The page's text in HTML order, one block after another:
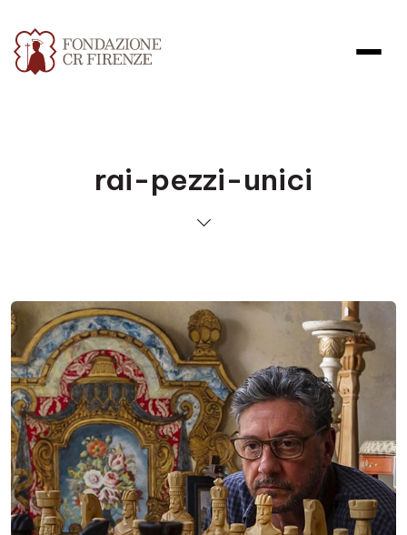
rai-pezzi-unici